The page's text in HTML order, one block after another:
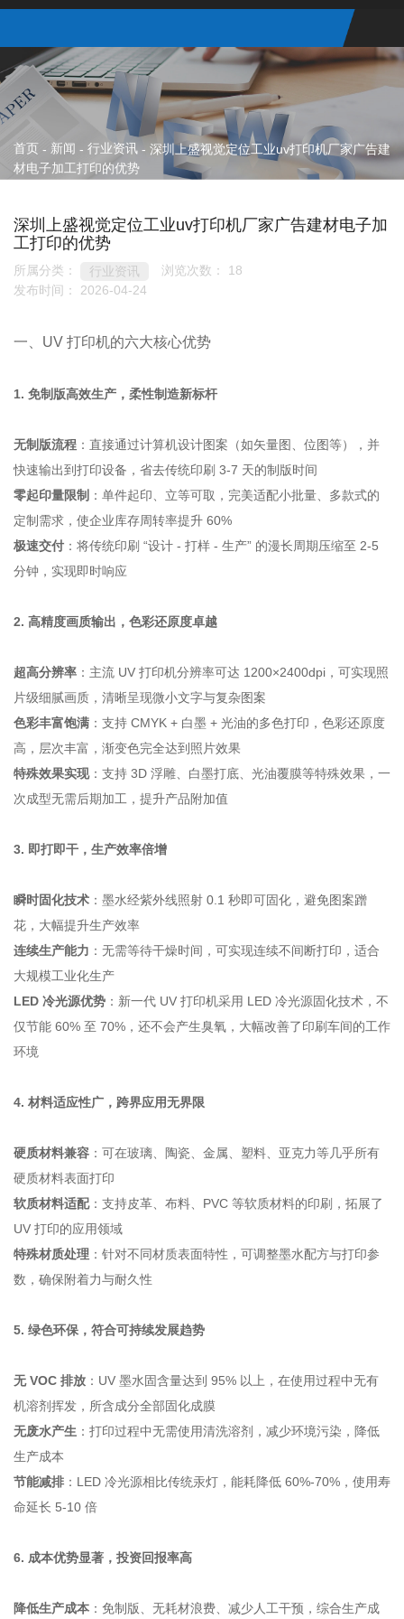
首页 - 新闻 - 行业资讯 - 深圳上盛视觉定位工业uv打印机厂家广告建
材电子加工打印的优势
深圳上盛视觉定位工业uv打印机厂家广告建材电子加
工打印的优势
所属分类： 行业资讯 浏览次数： 18
发布时间： 2026-04-24
一、UV 打印机的六大核心优势
1. 免制版高效生产，柔性制造新标杆
无制版流程 ：直接通过计算机设计图案（如矢量图、位图等），并
快速输出到打印设备，省去传统印刷 3-7 天的制版时间
零起印量限制 ：单件起印、立等可取，完美适配小批量、多款式的
定制需求，使企业库存周转率提升 60%
极速交付 ：将传统印刷 “设计 - 打样 - 生产” 的漫长周期压缩至 2-5
分钟，实现即时响应
2. 高精度画质输出，色彩还原度卓越
超高分辨率 ：主流 UV 打印机分辨率可达 1200×2400dpi，可实现照
片级细腻画质，清晰呈现微小文字与复杂图案
色彩丰富饱满 ：支持 CMYK + 白墨 + 光油的多色打印，色彩还原度
高，层次丰富，渐变色完全达到照片效果
特殊效果实现：支持 3D 浮雕、白墨打底、光油覆膜等特殊效果，一
次成型无需后期加工，提升产品附加值
3. 即打即干，生产效率倍增
瞬时固化技术 ：墨水经紫外线照射 0.1 秒即可固化，避免图案蹭
花，大幅提升生产效率
连续生产能力 ：无需等待干燥时间，可实现连续不间断打印，适合
大规模工业化生产
LED 冷光源优势 ：新一代 UV 打印机采用 LED 冷光源固化技术，不
仅节能 60% 至 70%，还不会产生臭氧，大幅改善了印刷车间的工作
环境
4. 材料适应性广，跨界应用无界限
硬质材料兼容 ：可在玻璃、陶瓷、金属、塑料、亚克力等几乎所有
硬质材料表面打印
软质材料适配：支持皮革、布料、PVC 等软质材料的印刷，拓展了
UV 打印的应用领域
特殊材质处理 ：针对不同材质表面特性，可调整墨水配方与打印参
数，确保附着力与耐久性
5. 绿色环保，符合可持续发展趋势
无 VOC 排放 ：UV 墨水固含量达到 95% 以上，在使用过程中无有
机溶剂挥发，所含成分全部固化成膜
无废水产生 ：打印过程中无需使用清洗溶剂，减少环境污染，降低
生产成本
节能减排 ：LED 冷光源相比传统汞灯，能耗降低 60%-70%，使用寿
命延长 5-10 倍
6. 成本优势显著，投资回报率高
降低生产成本 ：免制版、无耗材浪费、减少人工干预，综合生产成